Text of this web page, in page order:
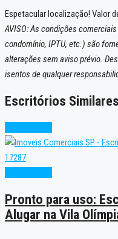
Espetacular localização! Valor
AVISO: As condições
condomínio, IPTU, etc.) são
alterações sem aviso prévio.
isentos de qualquer
Escritórios Similares
Pronto para uso:
Alugar na Vila